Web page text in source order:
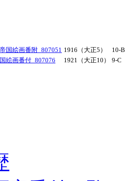
国絵画番附_807051 1916（大正5）
10-B
絵画番付_807076 1921（大正10） 9-C